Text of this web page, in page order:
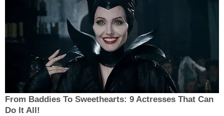
From Baddies To Sweethearts: 9 Actresses That Can
Do It All!